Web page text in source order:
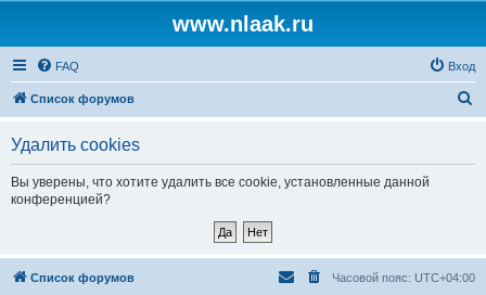
www.nlaak.ru
FAQ Вход
Список форумов
Удалить cookies
Вы уверены, что хотите удалить все cookie, установленные данной
конференцией?
Список форумов Часовой пояс: UTC+04:00